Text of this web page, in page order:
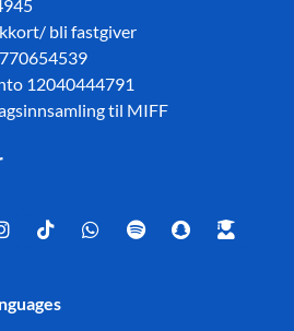
bli fastgiver
12040444791
til MIFF